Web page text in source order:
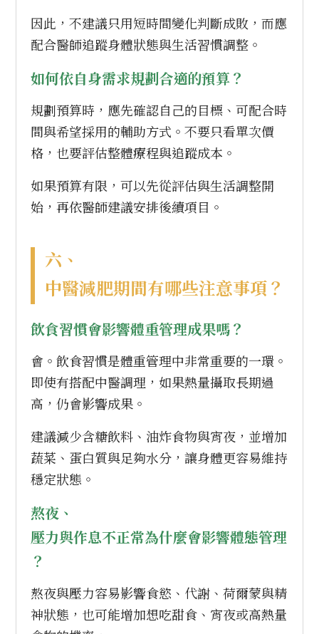
因此，不建議只用短時間變化判斷成敗，而應
配合醫師追蹤身體狀態與生活習慣調整。
如何依自身需求規劃合適的預算？
規劃預算時，應先確認自己的目標、可配合時
間與希望採用的輔助方式。不要只看單次價
格，也要評估整體療程與追蹤成本。
如果預算有限，可以先從評估與生活調整開
始，再依醫師建議安排後續項目。
六、
中醫減肥期間有哪些注意事項？
飲食習慣會影響體重管理成果嗎？
會。飲食習慣是體重管理中非常重要的一環。
即使有搭配中醫調理，如果熱量攝取長期過
高，仍會影響成果。
建議減少含糖飲料、油炸食物與宵夜，並增加
蔬菜、蛋白質與足夠水分，讓身體更容易維持
穩定狀態。
熬夜、
壓力與作息不正常為什麼會影響體態管理
？
熬夜與壓力容易影響食慾、代謝、荷爾蒙與精
神狀態，也可能增加想吃甜食、宵夜或高熱量